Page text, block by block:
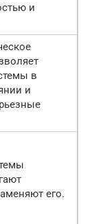
и
в
и
его.